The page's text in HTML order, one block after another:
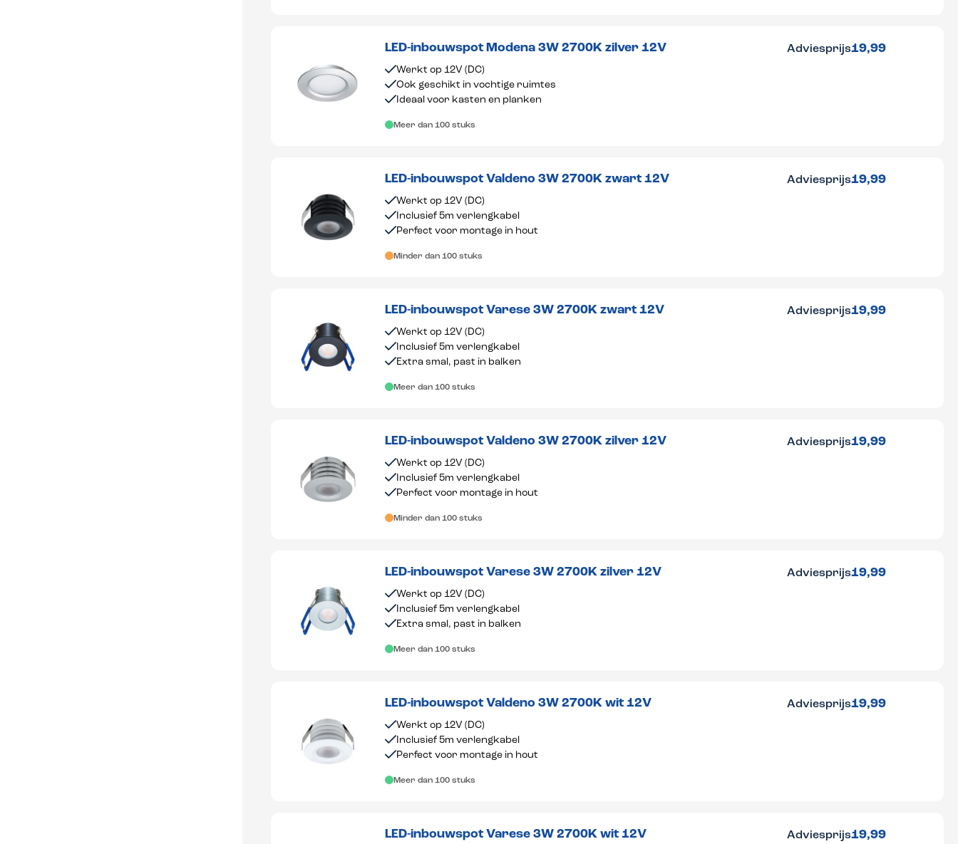
LED-inbouwspot Modena 3W 2700K zilver 12V
Werkt op 12V (DC)
Ook geschikt in vochtige ruimtes
Ideaal voor kasten en planken
Meer dan 100 stuks
Adviesprijs19,99
LED-inbouwspot Valdeno 3W 2700K zwart 12V
Werkt op 12V (DC)
Inclusief 5m verlengkabel
Perfect voor montage in hout
Minder dan 100 stuks
Adviesprijs19,99
LED-inbouwspot Varese 3W 2700K zwart 12V
Werkt op 12V (DC)
Inclusief 5m verlengkabel
Extra smal, past in balken
Meer dan 100 stuks
Adviesprijs19,99
LED-inbouwspot Valdeno 3W 2700K zilver 12V
Werkt op 12V (DC)
Inclusief 5m verlengkabel
Perfect voor montage in hout
Minder dan 100 stuks
Adviesprijs19,99
LED-inbouwspot Varese 3W 2700K zilver 12V
Werkt op 12V (DC)
Inclusief 5m verlengkabel
Extra smal, past in balken
Meer dan 100 stuks
Adviesprijs19,99
LED-inbouwspot Valdeno 3W 2700K wit 12V
Werkt op 12V (DC)
Inclusief 5m verlengkabel
Perfect voor montage in hout
Meer dan 100 stuks
Adviesprijs19,99
LED-inbouwspot Varese 3W 2700K wit 12V Adviesprijs19,99